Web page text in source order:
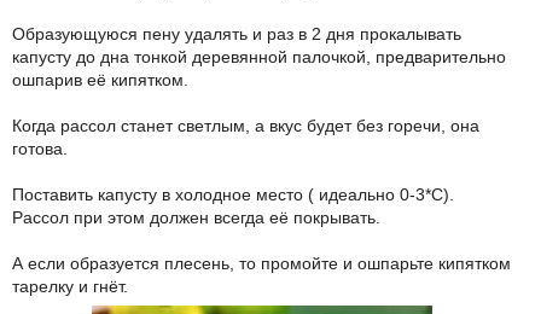
Образующуюся пену удалять и раз в 2 дня прокалывать
капусту до дна тонкой деревянной палочкой, предварительно
ошпарив её кипятком.
Когда рассол станет светлым, а вкус будет без горечи, она
готова.
Поставить капусту в холодное место ( идеально 0-3*С).
Рассол при этом должен всегда её покрывать.
А если образуется плесень, то промойте и ошпарьте кипятком
тарелку и гнёт.